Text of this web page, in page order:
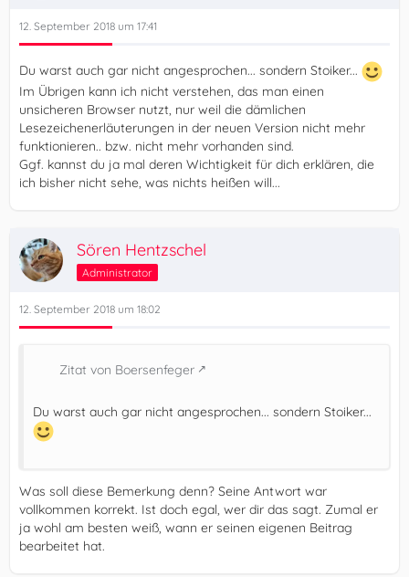
12. September 2018 um 17:41
Du warst auch gar nicht angesprochen... sondern Stoiker...
Im Übrigen kann ich nicht verstehen, das man einen
unsicheren Browser nutzt, nur weil die dämlichen
Lesezeichenerläuterungen in der neuen Version nicht mehr
funktionieren.. bzw. nicht mehr vorhanden sind.
Ggf. kannst du ja mal deren Wichtigkeit für dich erklären, die
ich bisher nicht sehe, was nichts heißen will...
Sören Hentzschel
Administrator
12. September 2018 um 18:02
Zitat von Boersenfeger
Du warst auch gar nicht angesprochen... sondern Stoiker...
Was soll diese Bemerkung denn? Seine Antwort war
vollkommen korrekt. Ist doch egal, wer dir das sagt. Zumal er
ja wohl am besten weiß, wann er seinen eigenen Beitrag
bearbeitet hat.